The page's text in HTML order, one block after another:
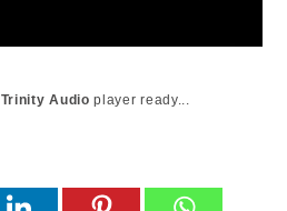
Trinity Audio player ready...